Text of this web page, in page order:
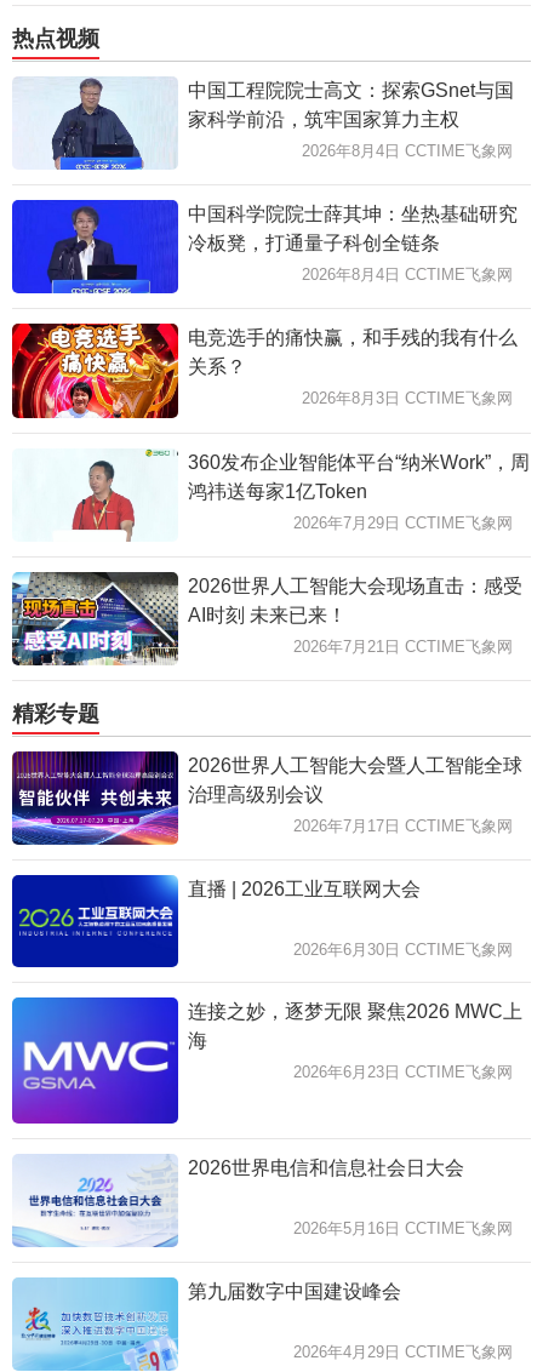
热点视频
中国工程院院士高文：探索GSnet与国
家科学前沿，筑牢国家算力主权
2026年8月4日 CCTIME飞象网
中国科学院院士薛其坤：坐热基础研究
冷板凳，打通量子科创全链条
2026年8月4日 CCTIME飞象网
电竞选手的痛快赢，和手残的我有什么
关系？
2026年8月3日 CCTIME飞象网
360发布企业智能体平台“纳米Work”，周
鸿祎送每家1亿Token
2026年7月29日 CCTIME飞象网
2026世界人工智能大会现场直击：感受
AI时刻 未来已来！
2026年7月21日 CCTIME飞象网
精彩专题
2026世界人工智能大会暨人工智能全球
治理高级别会议
2026年7月17日 CCTIME飞象网
直播 | 2026工业互联网大会
2026年6月30日 CCTIME飞象网
连接之妙，逐梦无限 聚焦2026 MWC上
海
2026年6月23日 CCTIME飞象网
2026世界电信和信息社会日大会
2026年5月16日 CCTIME飞象网
第九届数字中国建设峰会
2026年4月29日 CCTIME飞象网